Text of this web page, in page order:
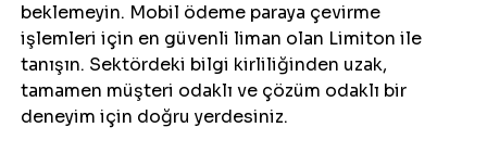
beklemeyin. Mobil ödeme paraya çevirme
işlemleri için en güvenli liman olan Limiton ile
tanışın. Sektördeki bilgi kirliliğinden uzak,
tamamen müşteri odaklı ve çözüm odaklı bir
deneyim için doğru yerdesiniz.